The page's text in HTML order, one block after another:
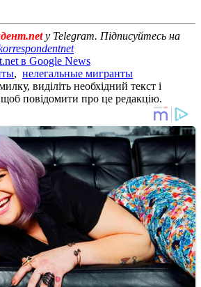
у Telegram. Підписуйтесь на
в Google News
, нелегальные мигранты
виділіть необхідний текст і
повідомити про це редакцію.